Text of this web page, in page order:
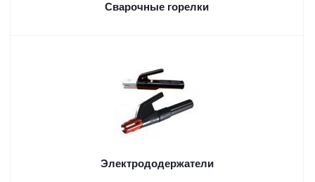
Сварочные горелки
Электрододержатели